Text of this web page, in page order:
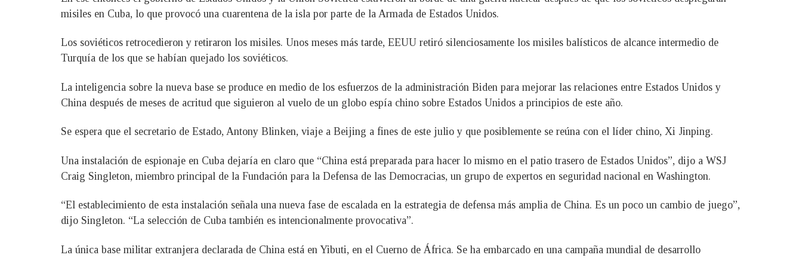
misiles en Cuba, lo que provocó una cuarentena de la isla por parte de la Armada de Estados Unidos.
Los soviéticos retrocedieron y retiraron los misiles. Unos meses más tarde, EEUU retiró silenciosamente los misiles balísticos de alcance intermedio de
Turquía de los que se habían quejado los soviéticos.
La inteligencia sobre la nueva base se produce en medio de los esfuerzos de la administración Biden para mejorar las relaciones entre Estados Unidos y
China después de meses de acritud que siguieron al vuelo de un globo espía chino sobre Estados Unidos a principios de este año.
Se espera que el secretario de Estado, Antony Blinken, viaje a Beijing a fines de este julio y que posiblemente se reúna con el líder chino, Xi Jinping.
Una instalación de espionaje en Cuba dejaría en claro que “China está preparada para hacer lo mismo en el patio trasero de Estados Unidos”, dijo a WSJ
Craig Singleton, miembro principal de la Fundación para la Defensa de las Democracias, un grupo de expertos en seguridad nacional en Washington.
“El establecimiento de esta instalación señala una nueva fase de escalada en la estrategia de defensa más amplia de China. Es un poco un cambio de juego”,
dijo Singleton. “La selección de Cuba también es intencionalmente provocativa”.
La única base militar extranjera declarada de China está en Yibuti, en el Cuerno de África. Se ha embarcado en una campaña mundial de desarrollo